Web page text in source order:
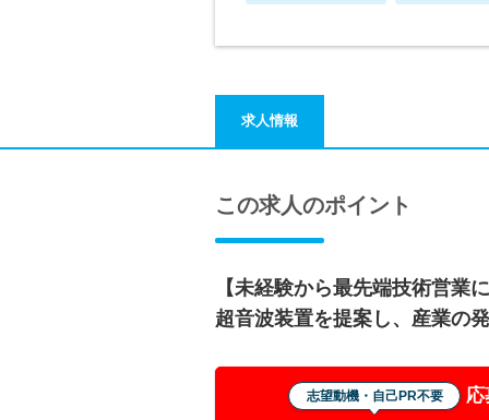
求人情報
この求人のポイント
【未経験から最先端技術営業
超音波装置を提案し、産業の
志望動機・自己PR不要